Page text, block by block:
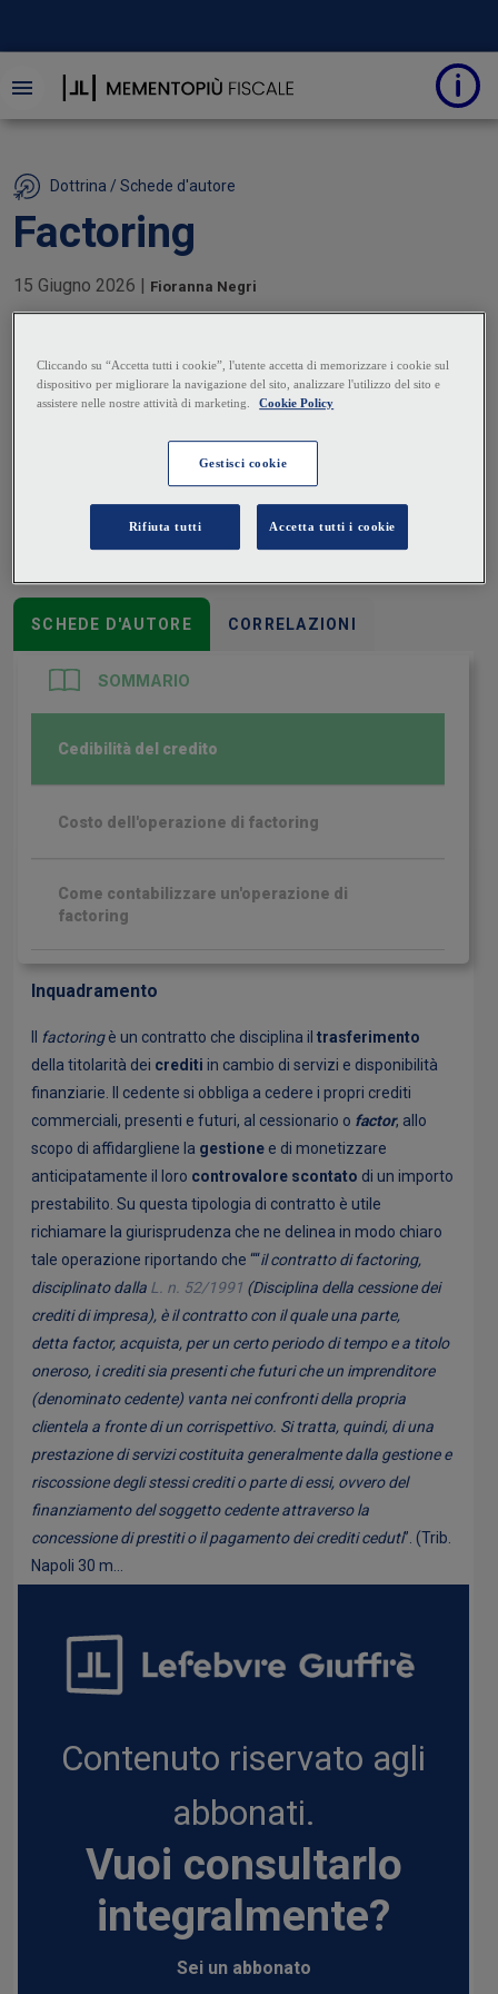
Dottrina / Schede d'autore
Factoring
15 Giugno 2026 | Fioranna Negri
trasferimento della titolarità dei crediti in cambio di
servizi e disponibilità finanziarie. Il cedente si
presenti e futuri, al cessionario o factor, allo scopo
di affidargliene la gestione e di monetizzare
anticipatamente il loro controvalore scontato di un
SCHEDE D'AUTORE CORRELAZIONI
SOMMARIO
Cedibilità del credito
Costo dell'operazione di factoring
Come contabilizzare un'operazione di
factoring
Inquadramento
factoringè un contratto che disciplina il trasferimento
della titolarità dei crediti in cambio di servizi e disponibilità
finanziarie. Il cedente si obbliga a cedere i propri crediti
commerciali, presenti e futuri, al cessionario o factor, allo
scopo di affidargliene la gestione e di monetizzare
anticipatamente il loro controvalore scontato di un importo
prestabilito. Su questa tipologia di contratto è utile
richiamare la giurisprudenza che ne delinea in modo chiaro
tale operazione riportando che ““il contratto di factoring,
disciplinato dalla L. n. 52/1991 (Disciplina della cessione dei
crediti di impresa), è il contratto con il quale una parte,
detta factor, acquista, per un certo periodo di tempo e a titolo
oneroso, i crediti sia presenti che futuri che un imprenditore
(denominato cedente) vanta nei confronti della propria
clientela a fronte di un corrispettivo. Si tratta, quindi, di una
prestazione di servizi costituita generalmente dalla gestione e
riscossione degli stessi crediti o parte di essi, ovvero del
finanziamento del soggetto cedente attraverso la
concessione di prestiti o il pagamento dei crediti ceduti”. (Trib.
Napoli 30 m...
Contenuto riservato agli
abbonati.
Vuoi consultarlo
integralmente?
Sei un abbonato